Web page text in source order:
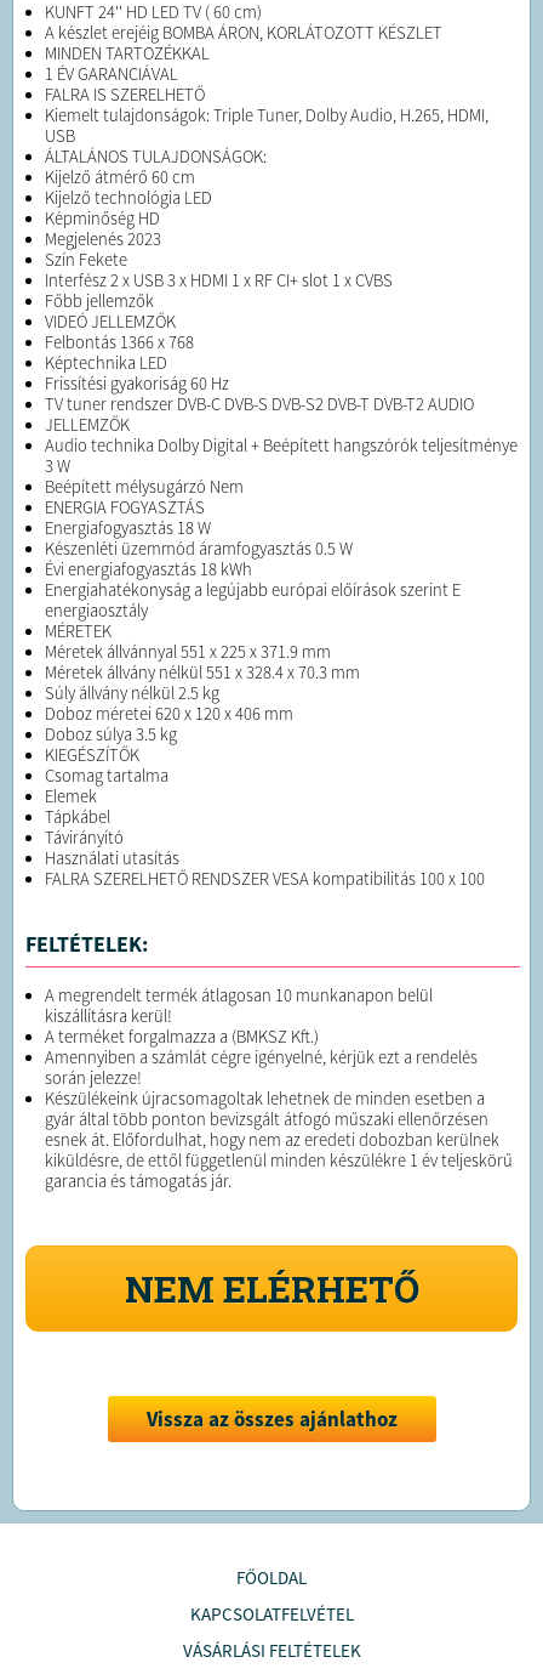
KUNFT 24'' HD LED TV ( 60 cm)
A készlet erejéig BOMBA ÁRON, KORLÁTOZOTT KÉSZLET
MINDEN TARTOZÉKKAL
1 ÉV GARANCIÁVAL
FALRA IS SZERELHETŐ
Kiemelt tulajdonságok: Triple Tuner, Dolby Audio, H.265, HDMI,
USB
ÁLTALÁNOS TULAJDONSÁGOK:
Kijelző átmérő 60 cm
Kijelző technológia LED
Képminőség HD
Megjelenés 2023
Szín Fekete
Interfész 2 x USB 3 x HDMI 1 x RF CI+ slot 1 x CVBS
Főbb jellemzők
VIDEÓ JELLEMZŐK
Felbontás 1366 x 768
Képtechnika LED
Frissítési gyakoriság 60 Hz
TV tuner rendszer DVB-C DVB-S DVB-S2 DVB-T DVB-T2 AUDIO
JELLEMZŐK
Audio technika Dolby Digital + Beépített hangszórók teljesítménye
3 W
Beépített mélysugárzó Nem
ENERGIA FOGYASZTÁS
Energiafogyasztás 18 W
Készenléti üzemmód áramfogyasztás 0.5 W
Évi energiafogyasztás 18 kWh
Energiahatékonyság a legújabb európai előírások szerint E
energiaosztály
MÉRETEK
Méretek állvánnyal 551 x 225 x 371.9 mm
Méretek állvány nélkül 551 x 328.4 x 70.3 mm
Súly állvány nélkül 2.5 kg
Doboz méretei 620 x 120 x 406 mm
Doboz súlya 3.5 kg
KIEGÉSZÍTŐK
Csomag tartalma
Elemek
Tápkábel
Távirányító
Használati utasítás
FALRA SZERELHETŐ RENDSZER VESA kompatibilitás 100 x 100
FELTÉTELEK:
A megrendelt termék átlagosan 10 munkanapon belül
kiszállításra kerül!
A terméket forgalmazza a (BMKSZ Kft.)
Amennyiben a számlát cégre igényelné, kérjük ezt a rendelés
során jelezze!
Készülékeink újracsomagoltak lehetnek de minden esetben a
gyár által több ponton bevizsgált átfogó műszaki ellenőrzésen
esnek át. Előfordulhat, hogy nem az eredeti dobozban kerülnek
kiküldésre, de ettől függetlenül minden készülékre 1 év teljeskörű
garancia és támogatás jár.
NEM ELÉRHETŐ
Vissza az összes ajánlathoz
FŐOLDAL
KAPCSOLATFELVÉTEL
VÁSÁRLÁSI FELTÉTELEK